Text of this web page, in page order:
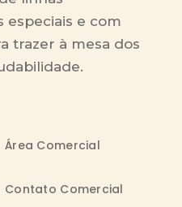
especiais e com
trazer à mesa dos
Área Comercial
Contato Comercial